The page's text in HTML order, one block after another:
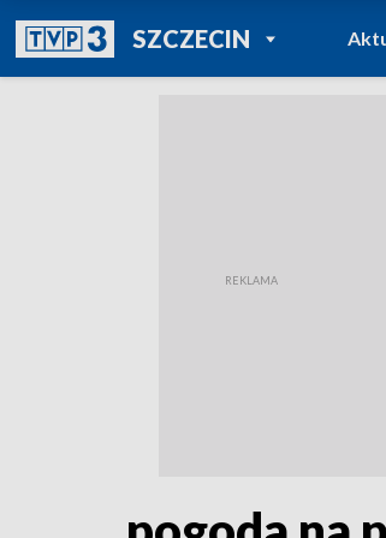
SZCZECINPOWRÓT DO
TVP REGIONY